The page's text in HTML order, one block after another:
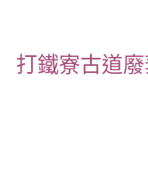
打鐵寮古道廢